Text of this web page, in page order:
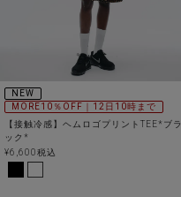
NEW
MORE10％OFF｜12日10時まで
【接触冷感】ヘムロゴプリントTEE*ブラ
ック*
¥6,600税込